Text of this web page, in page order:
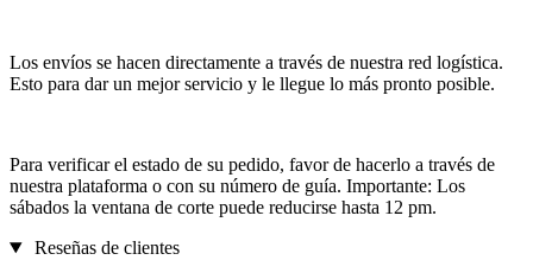
Los envíos se hacen directamente a través de nuestra red logística.
Esto para dar un mejor servicio y le llegue lo más pronto posible.
Para verificar el estado de su pedido, favor de hacerlo a través de
nuestra plataforma o con su número de guía. Importante: Los
sábados la ventana de corte puede reducirse hasta 12 pm.
Reseñas de clientes